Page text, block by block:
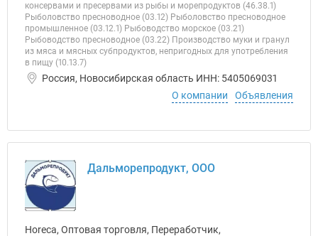
консервами и пресервами из рыбы и морепродуктов (46.38.1)
Рыболовство пресноводное (03.12) Рыболовство пресноводное
промышленное (03.12.1) Рыбоводство морское (03.21)
Рыбоводство пресноводное (03.22) Производство муки и гранул
из мяса и мясных субпродуктов, непригодных для употребления
в пищу (10.13.7)
Россия, Новосибирская область ИНН: 5405069031
О компании
Объявления
Дальморепродукт, ООО
Horeca, Оптовая торговля, Переработчик,